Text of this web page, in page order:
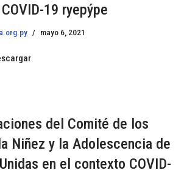
19 ryepýpe
mayo 6, 2021
del Comité de los
Niñez y la Adolescencia de
en el contexto COVID-